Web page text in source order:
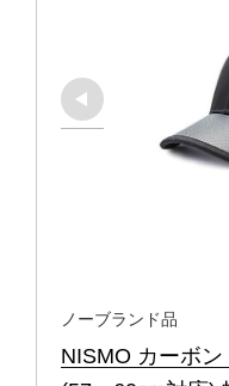
ノーブランド品
NISMO カーボ